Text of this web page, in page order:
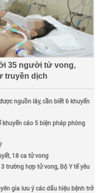
35 người tử vong,
truyền dịch
nguồn lây, cần biết 6 khuyến
cáo 5 biện pháp phòng
18 ca tử vong
trường hợp tử vong, Bộ Y tế yêu
gia lưu ý các dấu hiệu bệnh trở